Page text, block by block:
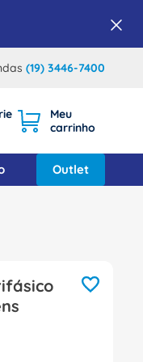
(19) 3446-7400
Outlet